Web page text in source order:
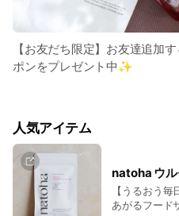
【お友だち限定】お友達追加
ポンをプレゼント中✨
人気アイテム
natoha ウル
【うるおう
あがるフード